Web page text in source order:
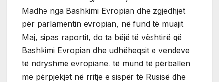
Madhe nga Bashkimi Evropian dhe zgjedhjet
për parlamentin evropian, në fund të muajit
Maj, sipas raportit, do ta bëjë të vështirë që
Bashkimi Evropian dhe udhëheqsit e vendeve
të ndryshme evropiane, të mund të përballen
me përpjekjet në rritje e sispër të Rusisë dhe